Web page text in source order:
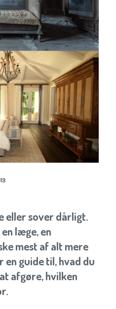
eller sover dårligt.
læge, en
mest af alt mere
en guide til, hvad du
afgøre, hvilken